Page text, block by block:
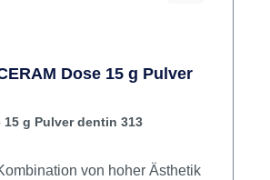
Dose 15 g Pulver
15 g Pulver dentin 313
von hoher Ästhetik